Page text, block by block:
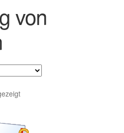
von